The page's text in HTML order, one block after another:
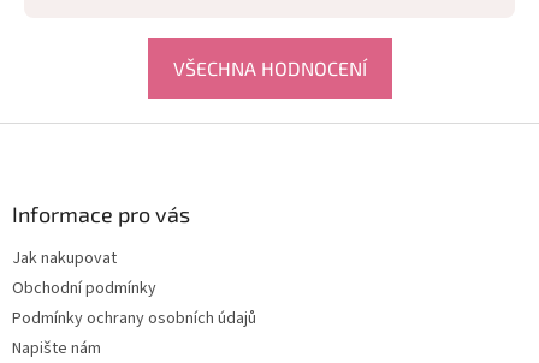
momente ma ovanula velice prijemne vune a pak jsem zacala
prechazet regaly s oblecenim…Najdete kousky zakladni ale i
dorazte.
VŠECHNA HODNOCENÍ
Informace pro vás
Jak nakupovat
Obchodní podmínky
Podmínky ochrany osobních údajů
Napište nám